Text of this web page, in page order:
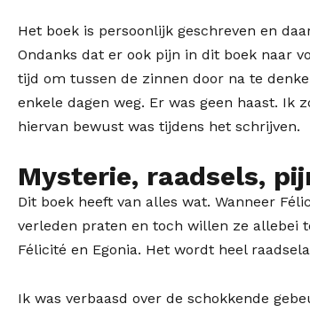
Het boek is persoonlijk geschreven en
Ondanks dat er ook pijn in dit boek naar
tijd om tussen de zinnen door na te
enkele dagen weg. Er was geen haast.
hiervan bewust was tijdens het schrijven.
Mysterie, raadsels,
Dit boek heeft van alles wat. Wanneer
verleden praten en toch willen ze allebei
Félicité en Egonia. Het wordt heel
Ik was verbaasd over de schokkende